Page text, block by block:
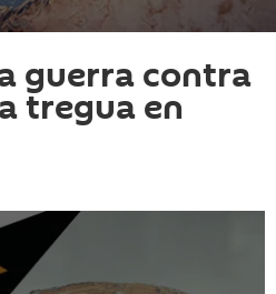
guerra contra
tregua en